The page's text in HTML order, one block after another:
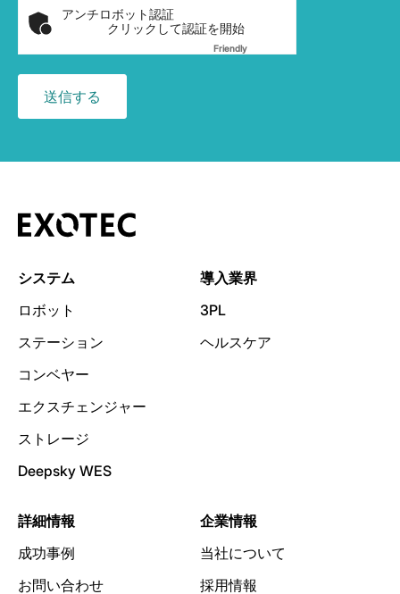
アンチロボット認証
クリックして認証を開始
FriendlyCaptcha ⇗
システム
ロボット
ステーション
コンベヤー
エクスチェンジャー
ストレージ
Deepsky WES
導入業界
3PL
ヘルスケア
詳細情報
成功事例
お問い合わせ
企業情報
当社について
採用情報